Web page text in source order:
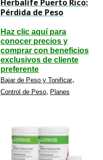
Herbalife Puerto Rico:
Pérdida de Peso
Haz clic aquí para
conocer precios y
comprar con beneficios
exclusivos de cliente
preferente
Bajar de Peso y Tonificar,
Control de Peso, Planes